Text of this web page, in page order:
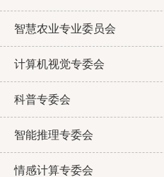
智慧农业专业委员会
计算机视觉专委会
科普专委会
智能推理专委会
情感计算专委会